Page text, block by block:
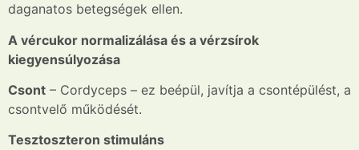
daganatos betegségek ellen.
A vércukor normalizálása és a vérzsírok
kiegyensúlyozása
Csont – Cordyceps – ez beépül, javítja a csontépülést, a
csontvelő működését.
Tesztoszteron stimuláns